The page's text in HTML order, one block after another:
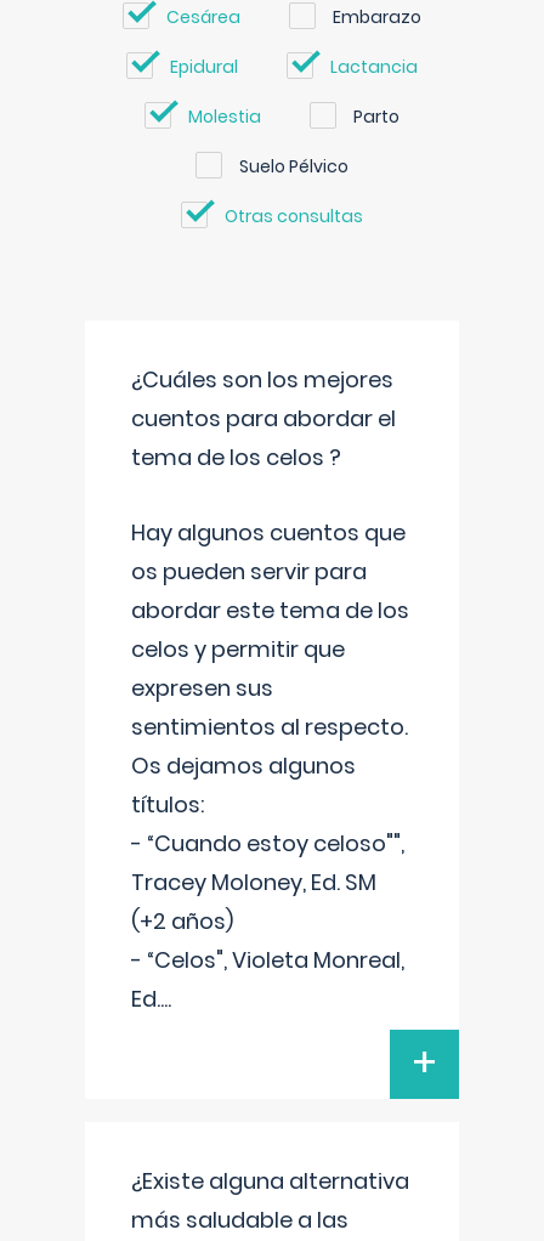
Cesárea Embarazo
Epidural Lactancia
Molestia Parto
Suelo Pélvico
Otras consultas
¿Cuáles son los mejores
cuentos para abordar el
tema de los celos ?
Hay algunos cuentos que
os pueden servir para
abordar este tema de los
celos y permitir que
expresen sus
sentimientos al respecto.
Os dejamos algunos
títulos:
- “Cuando estoy celoso"",
Tracey Moloney, Ed. SM
(+2 años)
- “Celos", Violeta Monreal,
Ed....
+
¿Existe alguna alternativa
más saludable a las